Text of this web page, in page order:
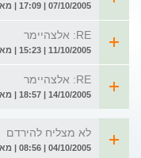
07/10/2005 | 17:09 | מאת: חיפאית
RE: אלצהיימר
11/10/2005 | 15:23 | מאת:
RE: אלצהיימר
14/10/2005 | 18:57 | מאת: אבי
לא מצליח להירדם
04/10/2005 | 08:56 | מאת: רונית